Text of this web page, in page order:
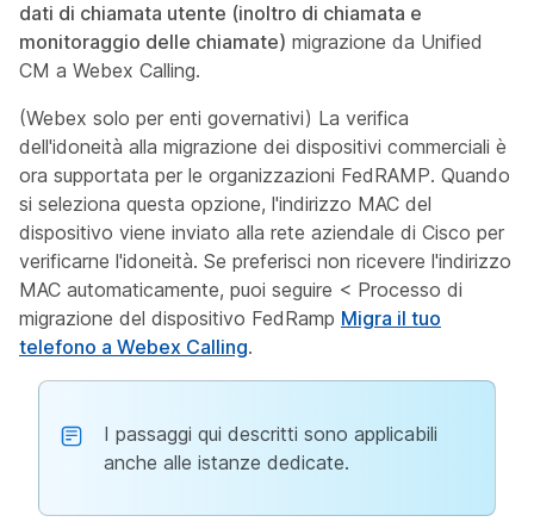
dati di chiamata utente (inoltro di chiamata e
monitoraggio delle chiamate) migrazione da Unified
CM a Webex Calling.
(Webex solo per enti governativi) La verifica
dell'idoneità alla migrazione dei dispositivi commerciali è
ora supportata per le organizzazioni FedRAMP. Quando
si seleziona questa opzione, l'indirizzo MAC del
dispositivo viene inviato alla rete aziendale di Cisco per
verificarne l'idoneità. Se preferisci non ricevere l'indirizzo
MAC automaticamente, puoi seguire < Processo di
migrazione del dispositivo FedRamp Migra il tuo
telefono a Webex Calling.
I passaggi qui descritti sono applicabili
anche alle istanze dedicate.